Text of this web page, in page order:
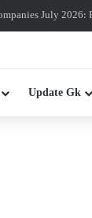
July 2026:
Update Gk